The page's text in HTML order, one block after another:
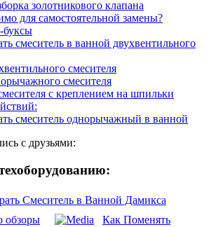
золотникового клапана
для самостоятельной замены?
буксы
смеситель в ванной двухвентильного
смесителя
смесителя
с креплением на шпильки
смеситель однорычажный в ванной
с друзьями:
Смеситель в Ванной Дамикса
обзоры
Как Поменять